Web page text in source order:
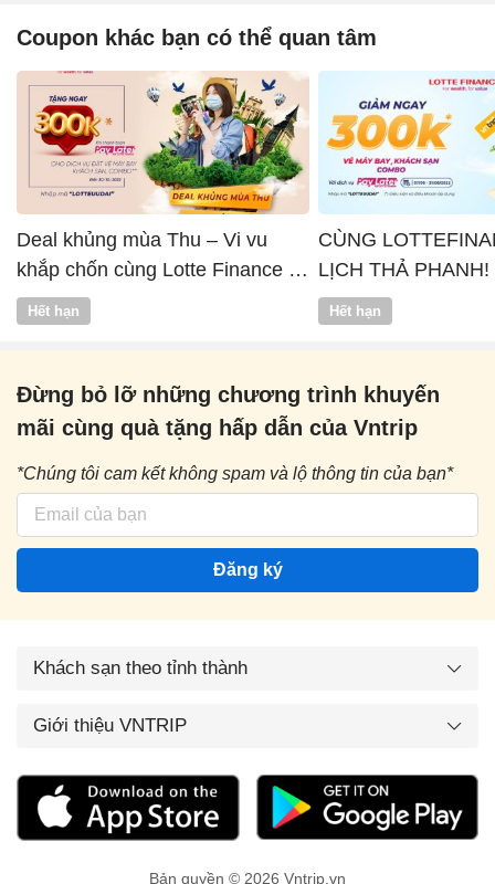
Coupon khác bạn có thể quan tâm
Deal khủng mùa Thu – Vi vu
khắp chốn cùng Lotte Finance x
Vntrip
Hết hạn
CÙNG
LỊCH THẢ PHANH!
Hết hạn
Đừng bỏ lỡ những chương trình khuyến
mãi cùng quà tặng hấp dẫn của Vntrip
*Chúng tôi cam kết không spam và lộ thông tin của bạn*
Đăng ký
Khách sạn theo tỉnh thành
Giới thiệu VNTRIP
Bản quyền © 2026 Vntrip.vn